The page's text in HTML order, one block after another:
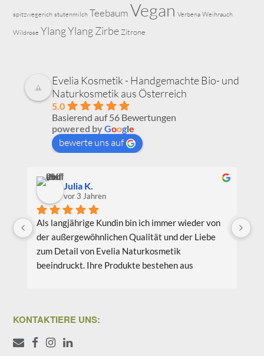
spitzwegerich stutenmilch TeebaumVegan Verbena Weihrauch
Wildrose Ylang YlangZirbe Zitrone
Evelia Kosmetik - Handgemachte Bio- und
Naturkosmetik aus Österreich
5.0
Basierend auf 56 Bewertungen
powered byGoogle
bewerte uns auf
Julia K.
vor 3 Jahren
Als langjährige Kundin bin ich immer wieder von
der außergewöhnlichen Qualität und der Liebe
zum Detail von Evelia Naturkosmetik
beeindruckt. Ihre Produkte bestehen aus
Lieblingsprodukte sind das Gesichtsöl Teebaum
Weide und das Aloe Vera Splash Bio.
KONTAKTIERE UNS: